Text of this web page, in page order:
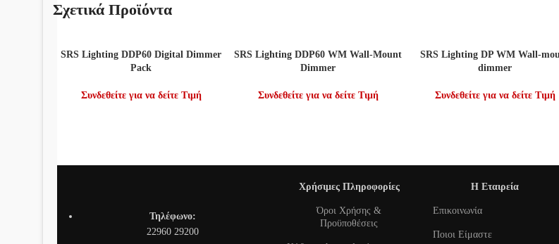
Σχετικά Προϊόντα
ΔΙΑΒΆΣΤΕ ΠΕΡΙΣΣΌΤΕΡΑ
SRS Lighting DDP60 Digital Dimmer
Pack
Συνδεθείτε για να δείτε Τιμή
ΔΙΑΒΆΣΤΕ ΠΕΡΙΣΣΌΤΕΡΑ
SRS Lighting DDP60 WM Wall-Mount
Dimmer
Συνδεθείτε για να δείτε Τιμή
ΔΙΑΒΆΣΤΕ ΠΕΡΙΣΣΌΤΕΡΑ
SRS Lighting DP WM Wall-
dimmer
Συνδεθείτε για να δείτε Τιμή
Τηλέφωνο:
22960 29200
Χρήσιμες Πληροφορίες
Όροι Χρήσης &
Προϋποθέσεις
Η Εταιρεία
Επικοινωνία
Ποιοι Είμαστε